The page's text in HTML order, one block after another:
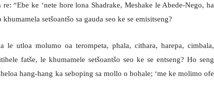
“Ebe ke ‘nete hore lona Shadrake, Meshake le Abede-Nego, ha
setšoantšo sa gauda seo ke se emisitseng?
le utloa molumo oa terompeta, phala, cithara, harepa, cimbala,
fatše, le khumamele setšoantšo seo ke se entseng? Ho seng
hang-hang ka seboping sa mollo o bohale; ‘me ke molimo ofe